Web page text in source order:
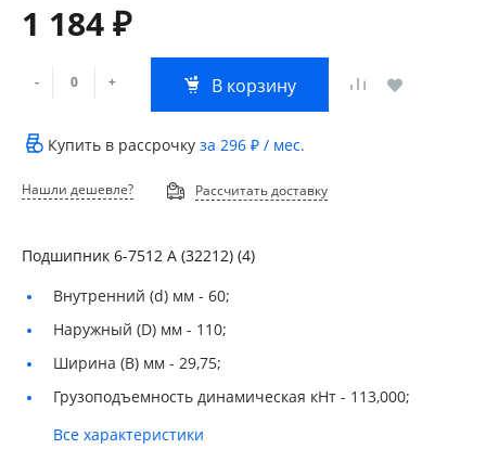
1 184 ₽
- + В корзину
Купить в рассрочку за 296 ₽ / мес.
Нашли дешевле? Рассчитать доставку
Подшипник 6-7512 А (32212) (4)
Внутренний (d) мм - 60;
Наружный (D) мм - 110;
Ширина (B) мм - 29,75;
Грузоподъемность динамическая кНт - 113,000;
Все характеристики